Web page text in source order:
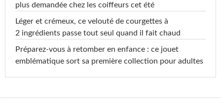
plus demandée chez les coiffeurs cet été
Léger et crémeux, ce velouté de courgettes à
2 ingrédients passe tout seul quand il fait chaud
Préparez-vous à retomber en enfance : ce jouet
emblématique sort sa première collection pour adultes